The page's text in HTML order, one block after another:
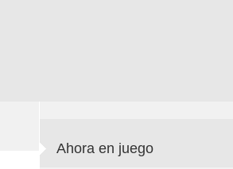
Ahora en juego